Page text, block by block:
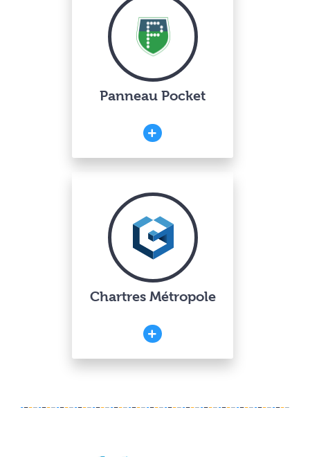
Panneau Pocket
Chartres Métropole